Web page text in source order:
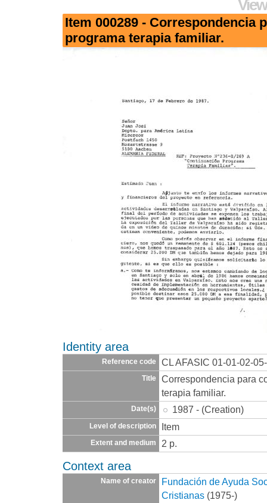
Item 000289 - Correspondencia
programa terapia familiar.
Identity area
Reference code CL AFASIC 01-01-02-
Title
Correspondencia para
terapia familiar.
Date(s) 1987 - (Creation)
Level of description Item
Extent and medium 2 p.
Context area
Name of creator
Fundación de Ayuda
Cristianas (1975-)